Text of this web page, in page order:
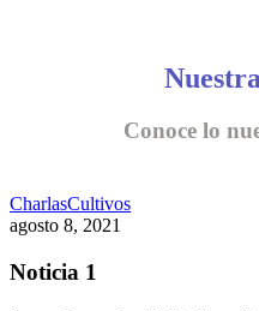
Conoce lo
CharlasCultivos
agosto 8, 2021
Noticia 1